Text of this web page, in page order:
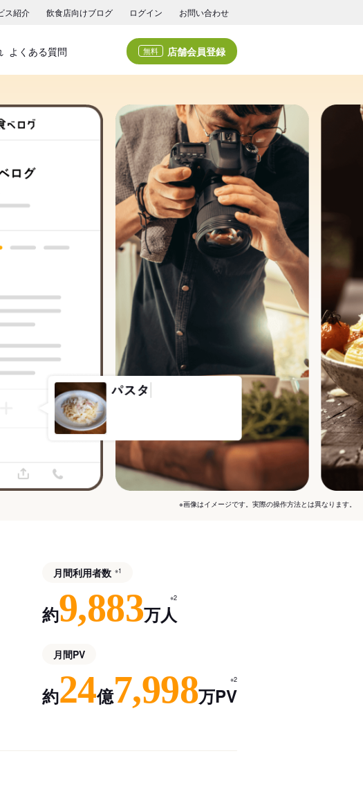
ス紹介 飲食店向けブログ ログイン お問い合わせ
よくある質問 無料 店舗会員登録
信
※画像はイメージです。実際の操作方法とは異なります。
月間利用者数 ※1
約9,883万人
※2
月間PV
約24億7,998万PV
※2